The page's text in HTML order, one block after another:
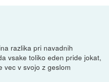
razlika pri navadnih
vsake toliko eden pride jokat,
vec v svojo z geslom